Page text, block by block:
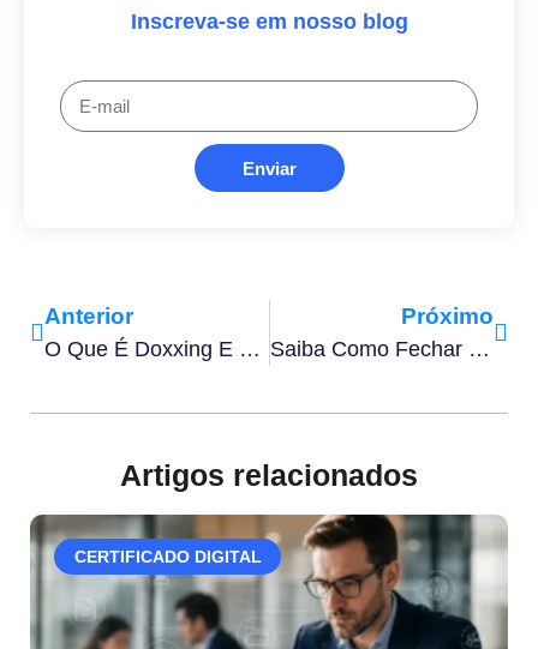
Inscreva-se em nosso blog
Enviar
Anterior
O Que É Doxxing E Como Proteger Sua Empresa Contra Ele
Próximo
Saiba Como Fechar Venda Por Telefone Com Assinatura Eletrônica Em 9 Dicas
Artigos relacionados
CERTIFICADO DIGITAL